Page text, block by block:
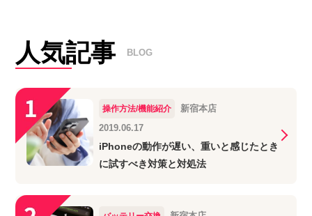
人気記事 BLOG
操作方法/機能紹介
新宿本店
2019.06.17
iPhoneの動作が遅い、重いと感じたとき
に試すべき対策と対処法